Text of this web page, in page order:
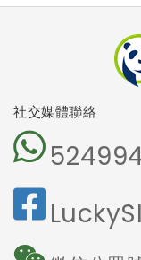
碼
社交媒體聯絡